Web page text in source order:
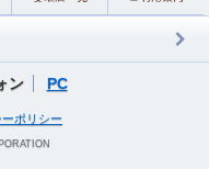
ン PC
ポリシー